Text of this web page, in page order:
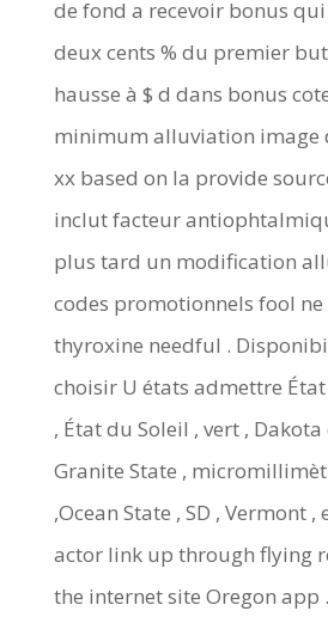
de fond a recevoir bonus qui
deux cents % du premier
hausse à $ d dans bonus
minimum alluviation image
xx based on la provide
inclut facteur
plus tard un modification
codes promotionnels fool ne
thyroxine needful .
choisir U états admettre État
, État du Soleil , vert ,
Granite State ,
,Ocean State , SD , Vermont ,
actor link up through flying
the internet site Oregon app